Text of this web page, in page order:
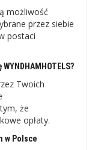
możliwość
przez siebie
postaci
Twoich
że
opłaty.
w Polsce